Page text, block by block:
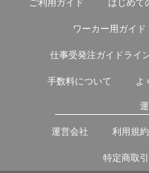
ご利用ガイド はじめて
ワーカー用ガイド
仕事受発注ガイドライ
手数料について よ
運営会社 利用規約
特定商取